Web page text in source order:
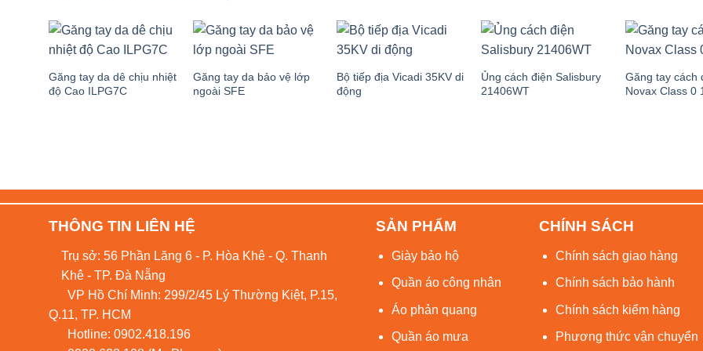
Găng tay da dê chịu nhiệt
độ Cao ILPG7C
Găng tay da bảo vệ lớp
ngoài SFE
Bộ tiếp địa Vicadi 35KV di
động
Ủng cách điện Salisbury
21406WT
Găng tay cách
Novax Class 0
THÔNG TIN LIÊN HỆ
Trụ sở: 56 Phần Lăng 6 - P. Hòa Khê - Q. Thanh
Khê - TP. Đà Nẵng
VP Hồ Chí Minh: 299/2/45 Lý Thường Kiệt, P.15,
Q.11, TP. HCM
Hotline: 0902.418.196
SẢN PHẨM
Giày bảo hộ
Quần áo công nhân
Áo phản quang
Quần áo mưa
CHÍNH SÁCH
Chính sách giao hàng
Chính sách bảo hành
Chính sách kiểm hàng
Phương thức vận chuyển